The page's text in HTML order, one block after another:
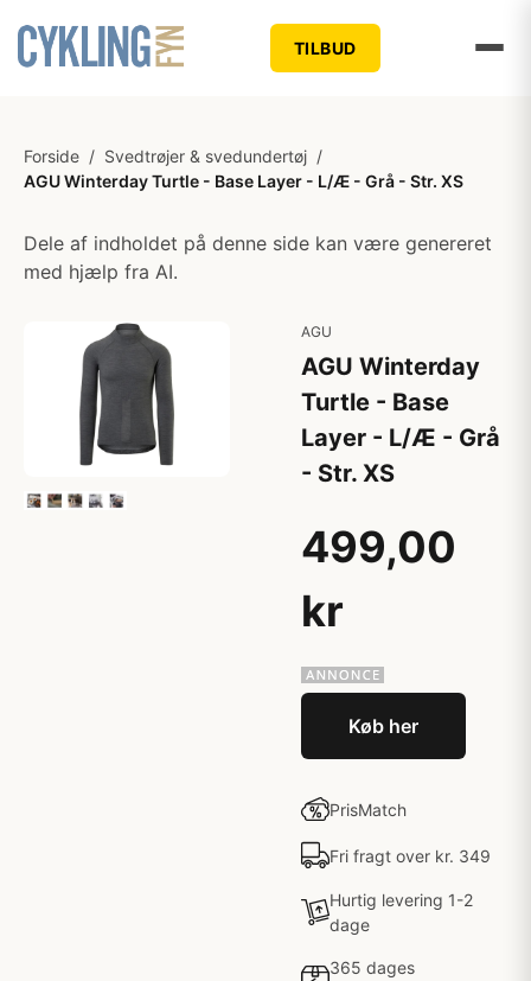
TILBUD
Forside / Svedtrøjer & svedundertøj /
AGU Winterday Turtle - Base Layer - L/Æ - Grå - Str. XS
Dele af indholdet på denne side kan være genereret
med hjælp fra AI.
AGU
AGU Winterday
Turtle - Base
Layer - L/Æ - Grå
- Str. XS
499,00
kr
Køb her
PrisMatch
Fri fragt over kr. 349
Hurtig levering 1-2
dage
365 dages